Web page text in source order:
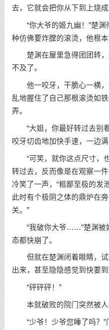
去，它就会把你从下到上烧成
“你大爷的姬九幽！”楚渊
种仿佛要炸膛的滚烫，他根本
楚渊在屋里急得团团转，
不及了。
他一咬牙，干脆心一横，
乱地握住了自己那根滚烫如
弄。
“大姐，你最好转过去别看
咬牙切齿地加快手速，一边满
“可笑，就你这点尺寸，也
转过去，反而像是在观察一
冷笑了一声，“粗鄙至极的发
此时有个极阴之体的鼎炉在
关。”
“我破你大爷……”楚渊被她
态都快崩了。
但就在楚渊闭着眼睛，试
出来，甚至隐隐感觉到快要
“砰砰砰！”
本就破败的院门突然被人
“少爷！少爷您睡了吗？”